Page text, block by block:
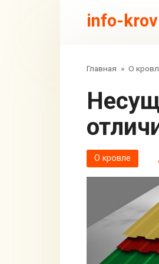
info-
Главная » О
Несущий профнастил: применение,
О кровле